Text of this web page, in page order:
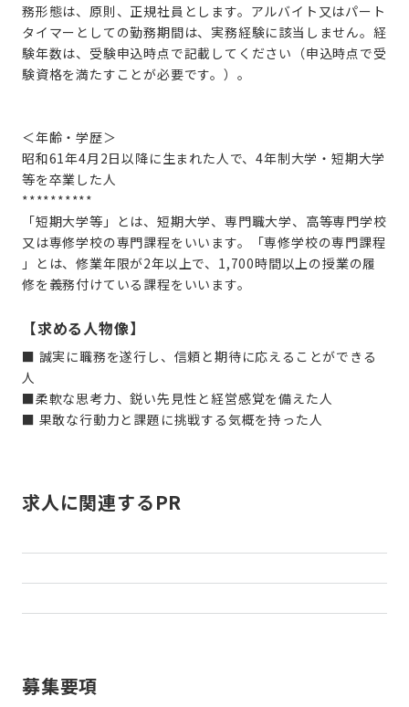
務形態は、原則、正規社員とします。アルバイト又はパート
タイマーとしての勤務期間は、実務経験に該当しません。経
験年数は、受験申込時点で記載してください（申込時点で受
験資格を満たすことが必要です。）。
＜年齢・学歴＞
昭和61年4月2日以降に生まれた人で、4年制大学・短期大学
等を卒業した人
**********
「短期大学等」とは、短期大学、専門職大学、高等専門学校
又は専修学校の専門課程をいいます。「専修学校の専門課程
」とは、修業年限が2年以上で、1,700時間以上の授業の履
修を義務付けている課程をいいます。
【求める人物像】
■ 誠実に職務を遂行し、信頼と期待に応えることができる
人
■柔軟な思考力、鋭い先見性と経営感覚を備えた人
■ 果敢な行動力と課題に挑戦する気概を持った人
求人に関連するPR
募集要項